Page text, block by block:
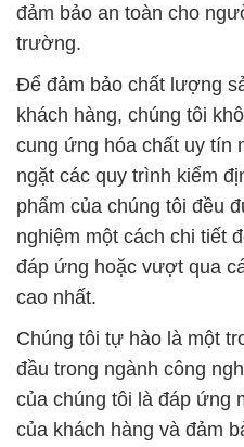
đảm bảo an toàn cho
trường.
Để đảm bảo chất lượng
khách hàng, chúng tôi
cung ứng hóa chất uy tín
ngặt các quy trình kiểm
phẩm của chúng tôi đều
nghiệm một cách chi tiết
đáp ứng hoặc vượt qua
cao nhất.
Chúng tôi tự hào là một
đầu trong ngành công
của chúng tôi là đáp ứng
của khách hàng và đảm